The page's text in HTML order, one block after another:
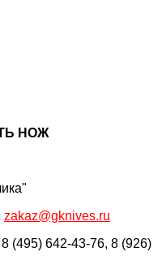
НОЖ
zakaz@gknives.ru
(495) 642-43-76, 8 (926)